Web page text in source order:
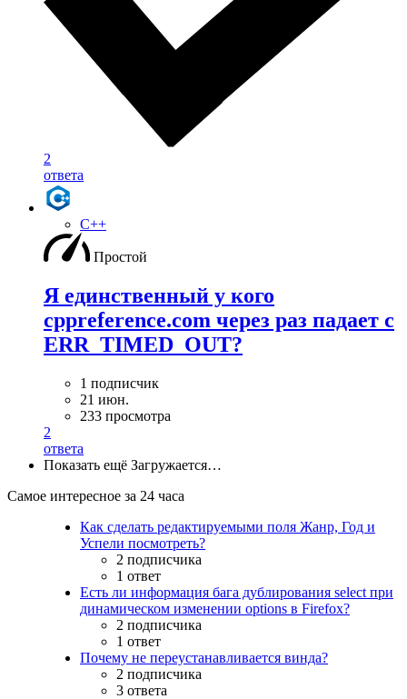
2
ответа
C++
Простой
Я единственный у кого
cppreference.com через раз падает с
ERR_TIMED_OUT?
1 подписчик
21 июн.
233 просмотра
2
ответа
Показать ещё Загружается…
Самое интересное за 24 часа
Как сделать редактируемыми поля Жанр, Год и
Успели посмотреть?
2 подписчика
1 ответ
Есть ли информация бага дублирования select при
динамическом изменении options в Firefox?
2 подписчика
1 ответ
Почему не переустанавливается винда?
2 подписчика
3 ответа